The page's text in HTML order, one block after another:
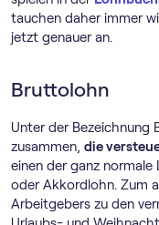
tauchen daher immer
jetzt genauer an.
Bruttolohn
Unter der Bezeichnung
zusammen, die
einen der ganz
oder Akkordlohn. Zum
Arbeitgebers zu den